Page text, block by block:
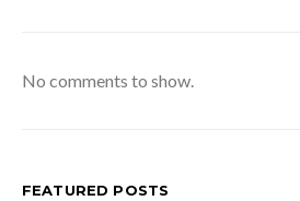
No comments to show.
FEATURED POSTS